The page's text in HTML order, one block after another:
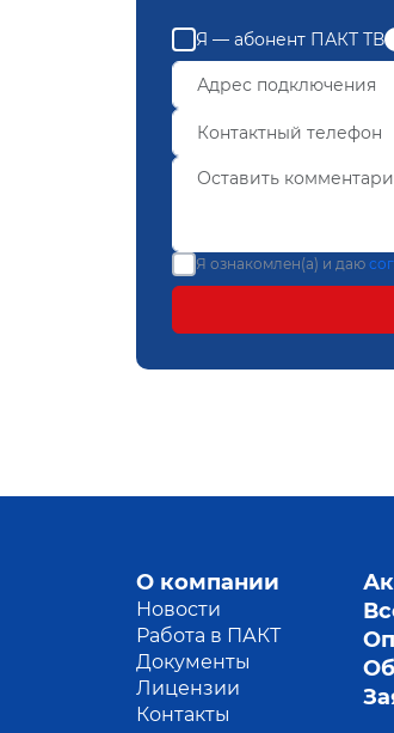
Я — абонент ПАКТ ТВ
Я ознакомлен(а) и даю
О компании
Новости
Работа в ПАКТ
Документы
Лицензии
Контакты